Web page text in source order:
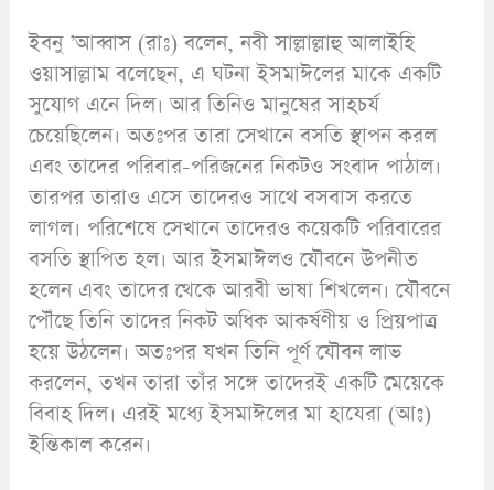
ইবনু ’আব্বাস (রাঃ) বলেন, নবী সাল্লাল্লাহু আলাইহি
ওয়াসাল্লাম বলেছেন, এ ঘটনা ইসমাঈলের মাকে একটি
সুযোগ এনে দিল। আর তিনিও মানুষের সাহচর্য
চেয়েছিলেন। অতঃপর তারা সেখানে বসতি স্থাপন করল
এবং তাদের পরিবার-পরিজনের নিকটও সংবাদ পাঠাল।
তারপর তারাও এসে তাদেরও সাথে বসবাস করতে
লাগল। পরিশেষে সেখানে তাদেরও কয়েকটি পরিবারের
বসতি স্থাপিত হল। আর ইসমাঈলও যৌবনে উপনীত
হলেন এবং তাদের থেকে আরবী ভাষা শিখলেন। যৌবনে
পৌঁছে তিনি তাদের নিকট অধিক আকর্ষণীয় ও প্রিয়পাত্র
হয়ে উঠলেন। অতঃপর যখন তিনি পূর্ণ যৌবন লাভ
করলেন, তখন তারা তাঁর সঙ্গে তাদেরই একটি মেয়েকে
বিবাহ দিল। এরই মধ্যে ইসমাঈলের মা হাযেরা (আঃ)
ইন্তিকাল করেন।